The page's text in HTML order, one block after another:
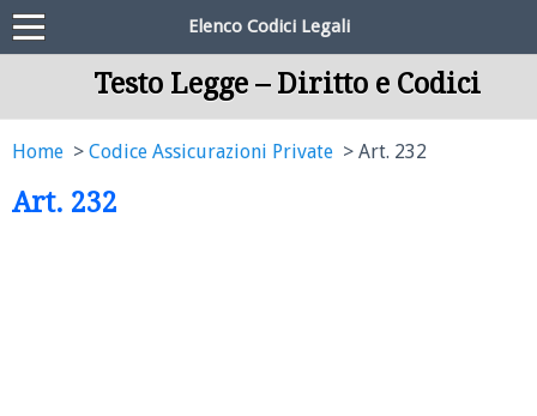
Elenco Codici Legali
Testo Legge – Diritto e Codici
Home Codice Assicurazioni Private Art. 232
Art. 232